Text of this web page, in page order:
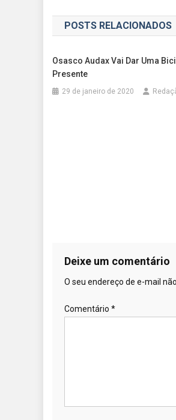
de
Post
POSTS RELACIONADOS
Osasco Audax Vai Dar Uma
Presente
29 de janeiro de 2020
Deixe um comentário
O seu endereço de e-mail
Comentário *